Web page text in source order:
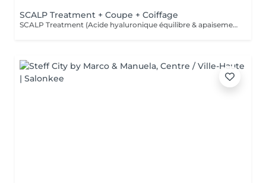
SCALP Treatment + Coupe + Coiffage
SCALP Treatment (Acide hyaluronique équilibre & apaisement) Pour rééquilibrer et purifier le cuir chevelu. Idéal en cas de démangeaisons, pellicules, sécheresse ou excès de sébum. -Apaise le cuir chevelu -Purifie en douceur -Rééquilibre la barrière protectrice naturelle -Favorise un environnement sain pour la pousse